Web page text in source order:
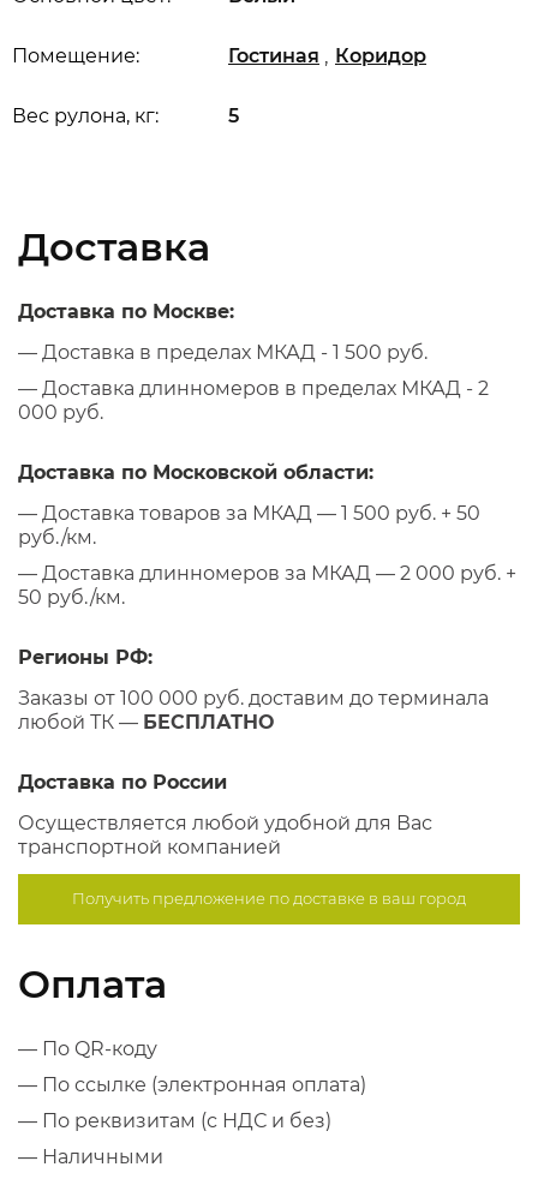
Вес рулона, кг: 5
Помещение: Гостиная , Коридор
Доставка
Доставка по Москве:
— Доставка в пределах МКАД - 1 500 руб.
— Доставка длинномеров в пределах МКАД - 2
000 руб.
Доставка по Московской области:
— Доставка товаров за МКАД — 1 500 руб. + 50
руб./км.
— Доставка длинномеров за МКАД — 2 000 руб. +
50 руб./км.
Регионы РФ:
Заказы от 100 000 руб. доставим до терминала
любой ТК — БЕСПЛАТНО
Доставка по России
Осуществляется любой удобной для Вас
транспортной компанией
Получить предложение подоставке в ваш город
Оплата
— По QR-коду
— По ссылке (электронная оплата)
— По реквизитам (с НДС и без)
— Наличными